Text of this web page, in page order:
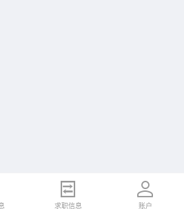
求职信息 账户